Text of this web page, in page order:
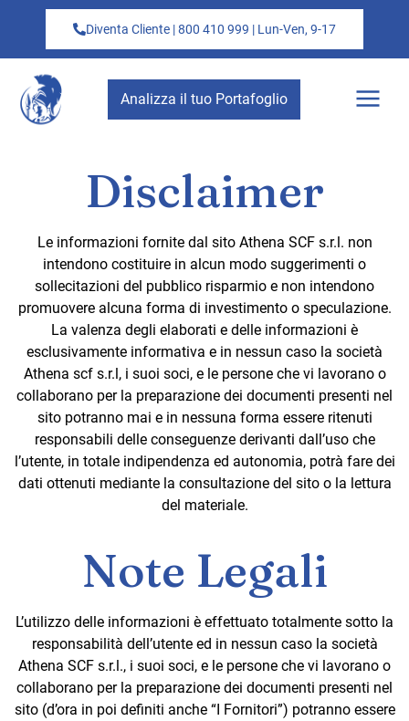
Diventa Cliente | 800 410 999 | Lun-Ven, 9-17
Analizza il tuo Portafoglio
Disclaimer
Le informazioni fornite dal sito Athena SCF s.r.l. non
intendono costituire in alcun modo suggerimenti o
sollecitazioni del pubblico risparmio e non intendono
promuovere alcuna forma di investimento o speculazione.
La valenza degli elaborati e delle informazioni è
esclusivamente informativa e in nessun caso la società
Athena scf s.r.l, i suoi soci, e le persone che vi lavorano o
collaborano per la preparazione dei documenti presenti nel
sito potranno mai e in nessuna forma essere ritenuti
responsabili delle conseguenze derivanti dall’uso che
l’utente, in totale indipendenza ed autonomia, potrà fare dei
dati ottenuti mediante la consultazione del sito o la lettura
del materiale.
Note Legali
L’utilizzo delle informazioni è effettuato totalmente sotto la
responsabilità dell’utente ed in nessun caso la società
Athena SCF s.r.l., i suoi soci, e le persone che vi lavorano o
collaborano per la preparazione dei documenti presenti nel
sito (d’ora in poi definiti anche “I Fornitori”) potranno essere